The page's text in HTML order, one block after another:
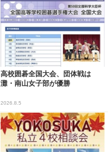
高校囲碁全国大会、団体戦は
灘・南山女子部が優勝
2026.8.5